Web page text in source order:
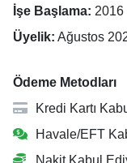
İşe Başlama: 2016
Üyelik: Ağustos
Ödeme Metodları
Kredi Kartı
Havale/EFT
Nakit Kabul